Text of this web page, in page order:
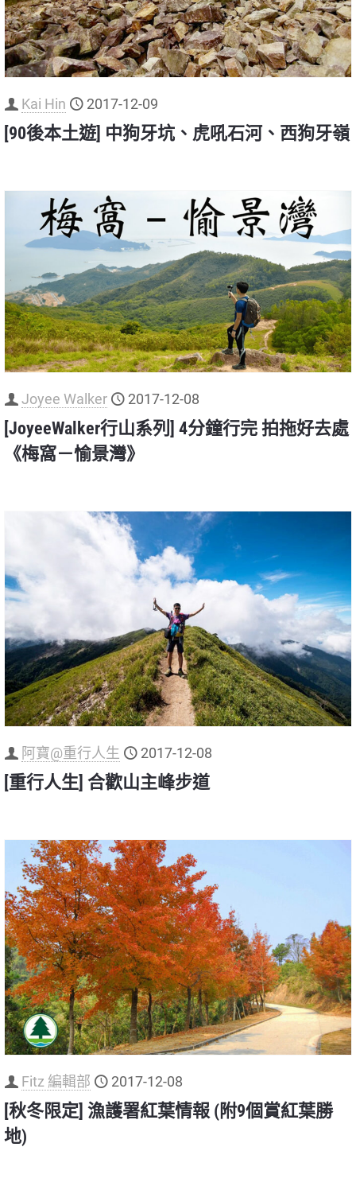
Kai Hin 2017-12-09
[90後本土遊] 中狗牙坑、虎吼石河、西狗牙嶺
Joyee Walker 2017-12-08
[JoyeeWalker行山系列] 4分鐘行完 拍拖好去處
《梅窩－愉景灣》
阿寶@重行人生 2017-12-08
[重行人生] 合歡山主峰步道
Fitz 編輯部 2017-12-08
[秋冬限定] 漁護署紅葉情報 (附9個賞紅葉勝
地)